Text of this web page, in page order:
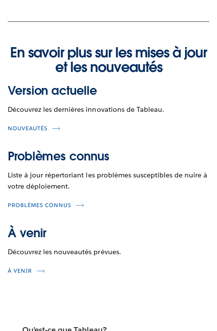
En savoir plus sur les mises à jour
et les nouveautés
Version actuelle
Découvrez les dernières innovations de Tableau.
NOUVEAUTÉS
Problèmes connus
Liste à jour répertoriant les problèmes susceptibles de nuire à
votre déploiement.
PROBLÈMES CONNUS
À venir
Découvrez les nouveautés prévues.
À VENIR